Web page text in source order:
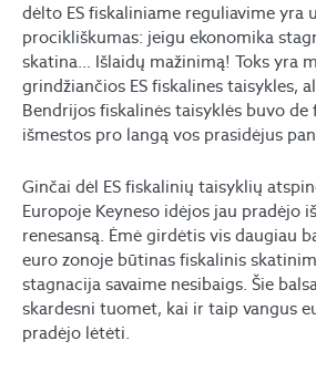
dėlto ES fiskaliniame reguliavime yra
procikliškumas: jeigu ekonomika
skatina… Išlaidų mažinimą! Toks yra
grindžiančios ES fiskalines taisykles,
Bendrijos fiskalinės taisyklės buvo
išmestos pro langą vos prasidėjus
Ginčai dėl ES fiskalinių taisyklių
Europoje Keyneso idėjos jau pradėjo
renesansą. Ėmė girdėtis vis daugiau
euro zonoje būtinas fiskalinis
stagnacija savaime nesibaigs. Šie
skardesni tuomet, kai ir taip vangus
pradėjo lėtėti.